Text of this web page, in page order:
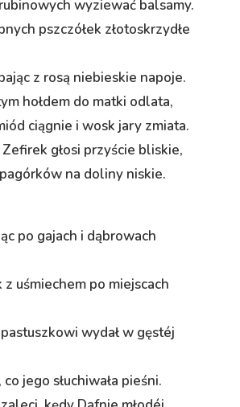
wyziewać balsamy.
pszczółek złotoskrzydłe
z rosą niebieskie napoje.
hołdem do matki odlata,
ciągnie i wosk jary zmiata.
głosi przyście bliskie,
na doliny niskie.
po gajach i dąbrowach
z uśmiechem po miejscach
wydał w gęstéj
co jego słuchiwała pieśni.